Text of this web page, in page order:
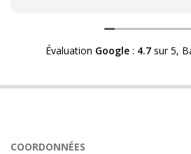
Héritage afin d'échanger sur mon
m'a fourni des explications sur le
visuel.
enceinte n'est plus fabriqué (et
Avoir ce genre d'explication est
Évaluation Google: 4.7sur 5,
COORDONNÉES